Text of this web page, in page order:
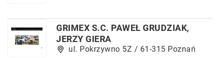
GRIMEX S.C. PAWEŁ GRUDZIAK,
JERZY GIERA
ul. Pokrzywno 5Z / 61-315 Poznań